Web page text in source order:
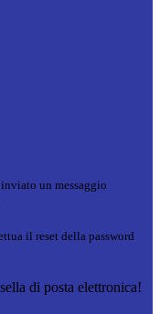
un messaggio
il reset della password
di posta elettronica!